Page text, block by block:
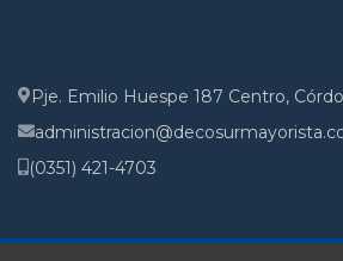
Pje. Emilio Huespe 187 Centro,
(0351) 421-4703